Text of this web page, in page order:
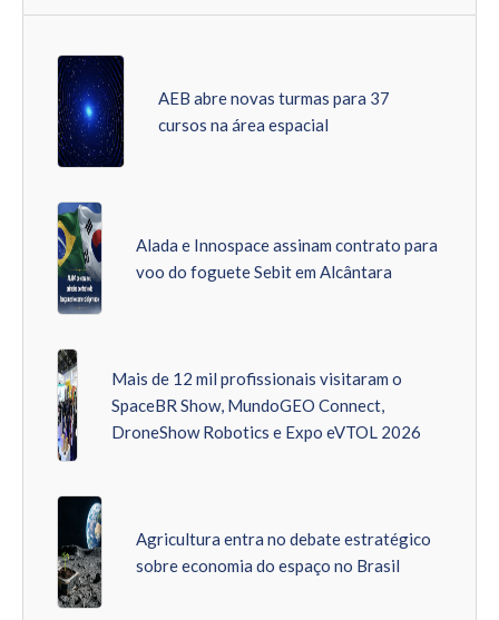
AEB abre novas turmas para 37
cursos na área espacial
Alada e Innospace assinam contrato para
voo do foguete Sebit em Alcântara
Mais de 12 mil profissionais visitaram o
SpaceBR Show, MundoGEO Connect,
DroneShow Robotics e Expo eVTOL 2026
Agricultura entra no debate estratégico
sobre economia do espaço no Brasil